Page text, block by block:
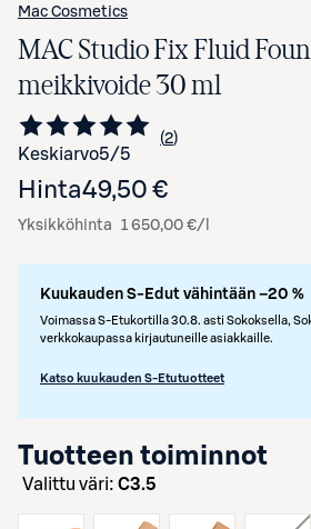
Mac Cosmetics
MAC Studio Fix Fluid
meikkivoide 30 ml
Keskiarvo5/5 Siirry arvioihin
2
kappaletta
Hinta49,50 €
Yksikköhinta 1 650,00 €/l
Kuukauden S-Edut vähintään –20 %
Voimassa S-Etukortilla 30.8. asti Sokoksella,
verkkokaupassa kirjautuneille asiakkaille.
Katso kuukauden S-Etutuotteet
Tuotteen toiminnot
Valittu väri: C3.5